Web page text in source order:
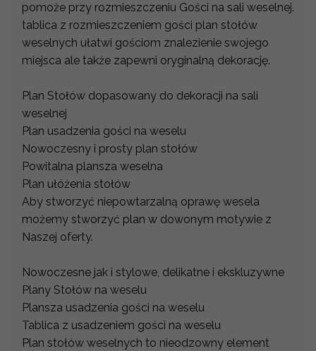
pomoże przy rozmieszczeniu Gości na sali weselnej.
tablica z rozmieszczeniem gości plan stołów
weselnych ułatwi gościom znalezienie swojego
miejsca ale także zapewni oryginalną dekorację.
Plan Stołów dopasowany do dekoracji na sali
weselnej
Plan usadzenia gości na weselu
Nowoczesny i prosty plan stołów
Powitalna plansza weselna
Plan ułóżenia stołów
Aby stworzyć niepowtarzalną oprawę wesela
możemy stworzyć plan w dowonym motywie z
Naszej oferty.
Nowoczesne jak i stylowe, delikatne i ekskluzywne
Plany Stołów na weselu
Plansza usadzenia gości na weselu
Tablica z usadzeniem gości na weselu
Plan stołów weselnych to nieodzowny element